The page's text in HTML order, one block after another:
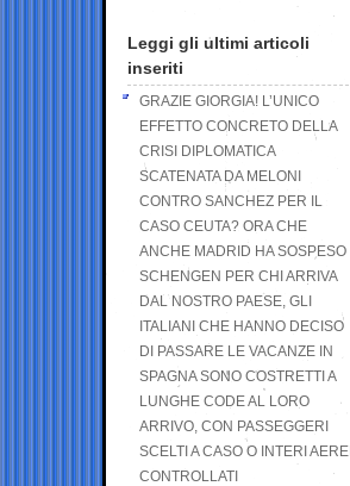
Leggi gli ultimi articoli
inseriti
GRAZIE GIORGIA! L’UNICO
EFFETTO CONCRETO DELLA
CRISI DIPLOMATICA
SCATENATA DA MELONI
CONTRO SANCHEZ PER IL
CASO CEUTA? ORA CHE
ANCHE MADRID HA SOSPESO
SCHENGEN PER CHI ARRIVA
DAL NOSTRO PAESE, GLI
ITALIANI CHE HANNO DECISO
DI PASSARE LE VACANZE IN
SPAGNA SONO COSTRETTI A
LUNGHE CODE AL LORO
ARRIVO, CON PASSEGGERI
SCELTI A CASO O INTERI AEREI
CONTROLLATI